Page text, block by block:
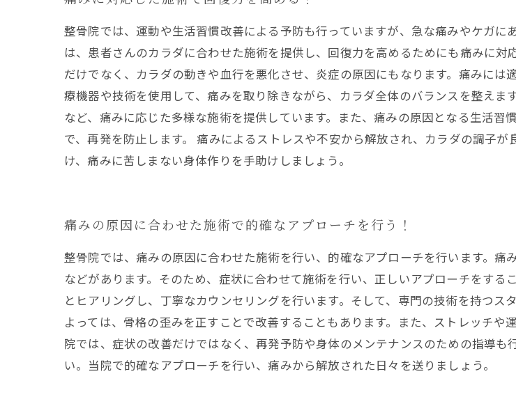
整骨院では、運動や生活習慣改善による予防も行っていますが、急な痛みやケガ
は、患者さんのカラダに合わせた施術を提供し、回復力を高めるためにも痛みに
だけでなく、カラダの動きや血行を悪化させ、炎症の原因にもなります。痛みに
療機器や技術を使用して、痛みを取り除きながら、カラダ全体のバランスを整え
など、痛みに応じた多様な施術を提供しています。また、痛みの原因となる生活
で、再発を防止します。 痛みによるストレスや不安から解放され、カラダの調子
け、痛みに苦しまない身体作りを手助けしましょう。
痛みの原因に合わせた施術で的確なアプローチを行う！
整骨院では、痛みの原因に合わせた施術を行い、的確なアプローチを行います。
などがあります。そのため、症状に合わせて施術を行い、正しいアプローチをす
とヒアリングし、丁寧なカウンセリングを行います。そして、専門の技術を持つ
よっては、骨格の歪みを正すことで改善することもあります。また、ストレッチ
院では、症状の改善だけではなく、再発予防や身体のメンテナンスのための指導
い。当院で的確なアプローチを行い、痛みから解放された日々を送りましょう。